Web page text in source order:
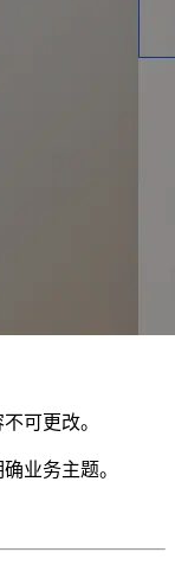
可更改。
业务主题。